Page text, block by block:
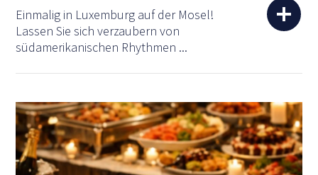
Einmalig in Luxemburg auf der Mosel!
Lassen Sie sich verzaubern von
südamerikanischen Rhythmen ...